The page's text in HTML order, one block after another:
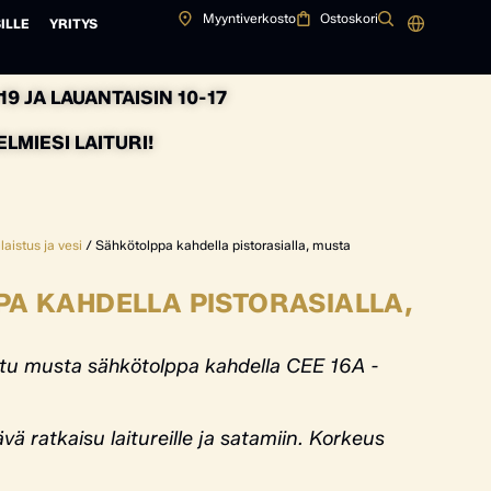
YRITYS
Myyntiverkosto Ostoskori
JA LAUANTAISIN 10-17
LAITURI!
ja vesi / Sähkötolppa kahdella pistorasialla, musta
KAHDELLA PISTORASIALLA,
musta sähkötolppa kahdella CEE 16A -
ratkaisu laitureille ja satamiin. Korkeus